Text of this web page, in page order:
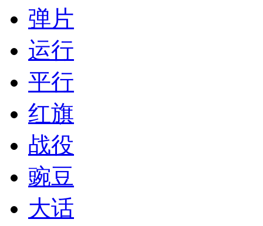
弹片
运行
平行
红旗
战役
豌豆
大话